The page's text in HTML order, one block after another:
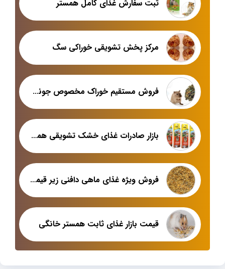
ثبت سفارش غذای کامل همستر
مرکز پخش تشویقی خوراکی سگ
فروش مستقیم خوراک مخصوص جوندگان
بازار صادرات غذای خشک تشویقی همستر
فروش ویژه غذای ماهی دافنی زیر قیمت بازار
قیمت بازار غذای ثابت همستر خانگی